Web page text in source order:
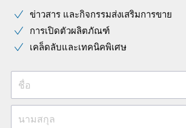
ข่าวสาร และกิจกรรมส่งเสริมการขาย
การเปิดตัวผลิตภัณฑ์
เคล็ดลับและเทคนิคพิเศษ
ชื่อ
นามสกุล